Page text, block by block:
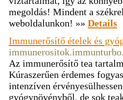
megoldás! Mindent a
weboldalunkon! »» Details
Immunerősítő ételek és
Az immunerősítő tea
Kúraszerűen érdemes
intenzíven
gyógynövényből, de sok